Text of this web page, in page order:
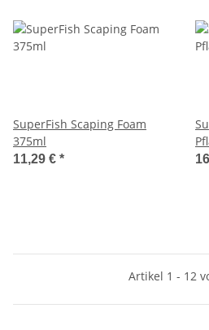
SuperFish Scaping Foam
375ml
11,29 € *
Artikel 1 - 12